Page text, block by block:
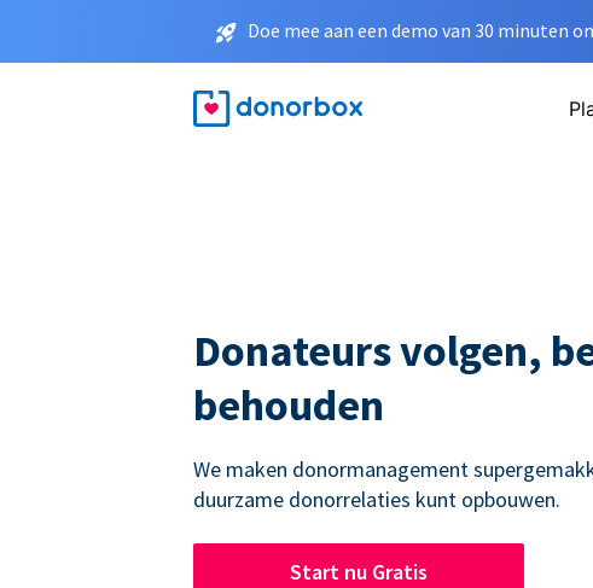
Doe mee aan een demo van 30 minuten
Donateurs volgen,
behouden
We maken donormanagement
duurzame donorrelaties kunt opbouwen.
Start nu Gratis